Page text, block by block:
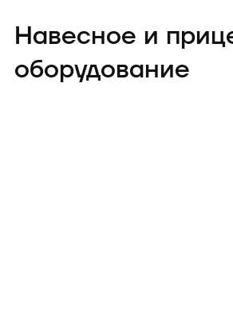
Навесное и
оборудование